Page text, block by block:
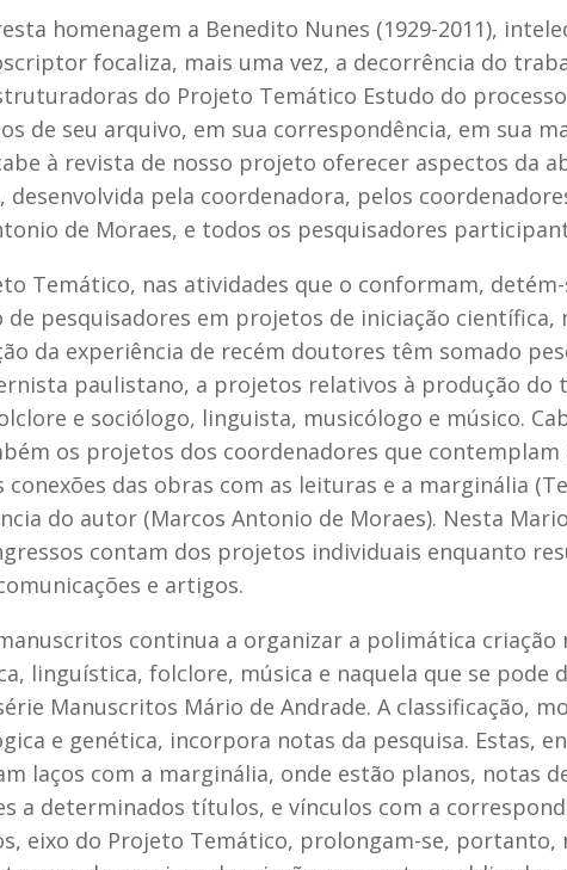
homenagem a Benedito Nunes (1929-2011),
focaliza, mais uma vez, a decorrência do
do Projeto Temático Estudo do
de seu arquivo, em sua correspondência, em sua
à revista de nosso projeto oferecer aspectos da
pela coordenadora, pelos
de Moraes, e todos os pesquisadores
Temático, nas atividades que o conformam,
pesquisadores em projetos de iniciação
da experiência de recém doutores têm somado
paulistano, a projetos relativos à produção do
e sociólogo, linguista, musicólogo e músico.
os projetos dos coordenadores que contemplam
das obras com as leituras e a marginália
do autor (Marcos Antonio de Moraes). Nesta
contam dos projetos individuais enquanto
e artigos.
continua a organizar a polimática criação
linguística, folclore, música e naquela que se pode
Manuscritos Mário de Andrade. A classificação,
e genética, incorpora notas da pesquisa. Estas,
laços com a marginália, onde estão planos, notas
a determinados títulos, e vínculos com a
eixo do Projeto Temático, prolongam-se, portanto,